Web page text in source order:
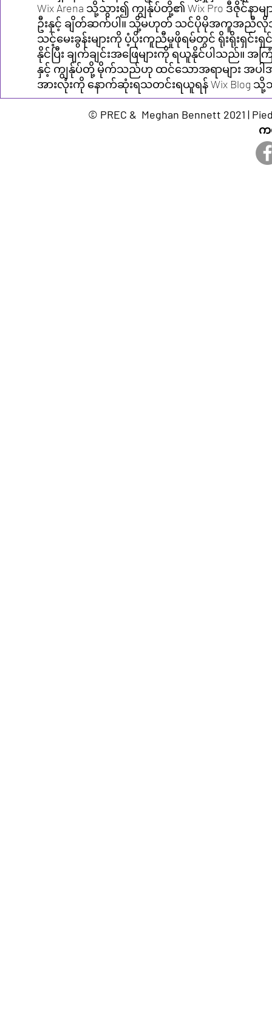
Wix Arena သို့သွား၍ ကျွန်ုပ်တို့၏ Wix Pro ဒီဇိုင်နာမ
ဦးနှင့် ချိတ်ဆက်ပါ။ သို့မဟုတ် သင်ပိုမိုအကူအညီလို
သင့်မေးခွန်းများကို ပံ့ပိုးကူညီမှုဖိုရမ်တွင် ရိုးရိုးရှင်
နိုင်ပြီး ချက်ချင်းအဖြေများကို ရယူနိုင်ပါသည်။ အက
နှင့် ကျွန်ုပ်တို့ မိုက်သည်ဟု ထင်သောအရာများ အပါအ
အားလုံးကို နောက်ဆုံးရသတင်းရယူရန် Wix Blog သို့သွ
© PREC & Meghan Bennett 2021 |
က